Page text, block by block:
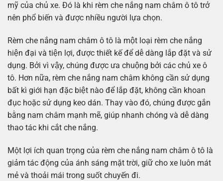
mỹ của chủ xe. Đó là khi rèm che nắng nam châm ô tô trở
nên phổ biến và được nhiều người lựa chọn.
Rèm che nắng nam châm ô tô là một loại rèm che nắng
hiện đại và tiện lợi, được thiết kế để dễ dàng lắp đặt và sử
dụng. Bởi vì vậy, chúng được ưa chuộng bởi các chủ xe ô
tô. Hơn nữa, rèm che nắng nam châm không cần sử dụng
bất kì giới hạn đặc biệt nào để lắp đặt, không cần khoan
đục hoặc sử dụng keo dán. Thay vào đó, chúng được gắn
bằng nam châm mạnh mẽ, giúp nhanh chóng và dễ dàng
thao tác khi cắt che nắng.
Một lợi ích quan trọng của rèm che nắng nam châm ô tô là
giảm tác động của ánh sáng mặt trời, giữ cho xe luôn mát
mẻ và thoải mái trong suốt chuyến đi.